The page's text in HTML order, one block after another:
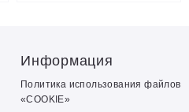
Информация
Политика использования файлов
«COOKIE»